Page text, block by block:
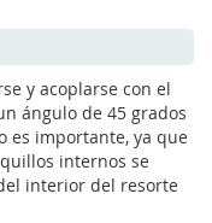
y acoplarse con el
ángulo de 45 grados
es importante, ya que
internos se
interior del resorte